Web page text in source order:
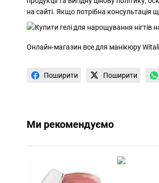
на сайті. Якщо потрібна
Онлайн-магазин все для манікюру
Поширити Поширити
Ми рекомендуємо